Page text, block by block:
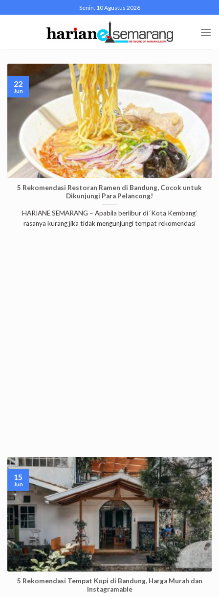
to
Senin, 10 Agustus 2026
5 Rekomendasi Restoran Ramen di Bandung, Cocok untuk
Dikunjungi Para Pelancong!
HARIANE SEMARANG – Apabila berlibur di ‘Kota Kembang’
rasanya kurang jika tidak mengunjungi tempat rekomendasi
22
Jun
5 Rekomendasi Tempat Kopi di Bandung, Harga Murah dan
Instagramable
15
Jun